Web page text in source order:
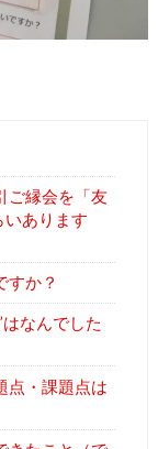
ご縁会を「友
いあります
すか？
なんでした
点・課題点は